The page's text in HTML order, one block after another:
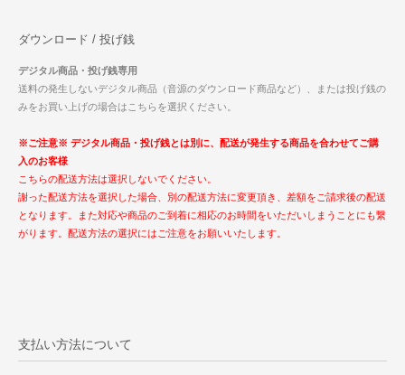
ダウンロード / 投げ銭
デジタル商品・投げ銭専用
送料の発生しないデジタル商品（音源のダウンロード商品など）、または投げ銭の
みをお買い上げの場合はこちらを選択ください。
※ご注意※ デジタル商品・投げ銭とは別に、配送が発生する商品を合わせてご購
入のお客様
こちらの配送方法は選択しないでください。
謝った配送方法を選択した場合、別の配送方法に変更頂き、差額をご請求後の配送
となります。また対応や商品のご到着に相応のお時間をいただいしまうことにも繋
がります。配送方法の選択にはご注意をお願いいたします。
支払い方法について